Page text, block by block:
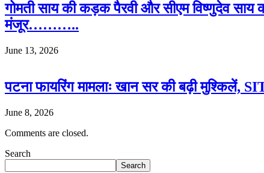
गोमती साय की कड़क पैरवी और सीएम विष्णुदेव
मंजूर………..
June 13, 2026
पटना फायरिंग मामलाः खान सर की बढ़ी मुश्किलें,
June 8, 2026
Comments are closed.
Search
Search